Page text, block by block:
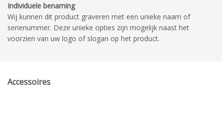
Individuele benaming
Wij kunnen dit product graveren met een unieke naam of
serienummer. Deze unieke opties zijn mogelijk naast het
voorzien van uw logo of slogan op het product.
Accessoires